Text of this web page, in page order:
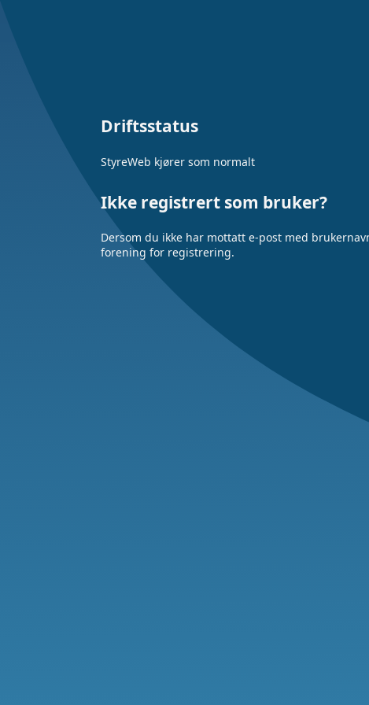
Driftsstatus
StyreWeb kjører som normalt
Ikke registrert som bruker?
Dersom du ikke har mottatt e-post med
forening for registrering.